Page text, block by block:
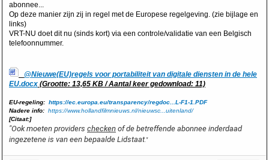
abonnee...
Op deze manier zijn zij in regel met de Europese regelgeving. (zie bijlage en
links)
VRT-NU doet dit nu (sinds kort) via een controle/validatie van een Belgisch
telefoonnummer.
@Nieuwe(EU)regels voor portabiliteit van digitale diensten in de hele
EU.docx (Grootte: 13,65 KB / Aantal keer gedownload: 11)
EU-regeling: https://ec.europa.eu/transparency/regdoc...L-F1-1.PDF
Nadere info: https://www.hollandfilmnieuws.nl/nieuwsc...uitenland/
[Citaat:]
"Ook moeten providers checken of de betreffende abonnee inderdaad
ingezetene is van een bepaalde Lidstaat ."